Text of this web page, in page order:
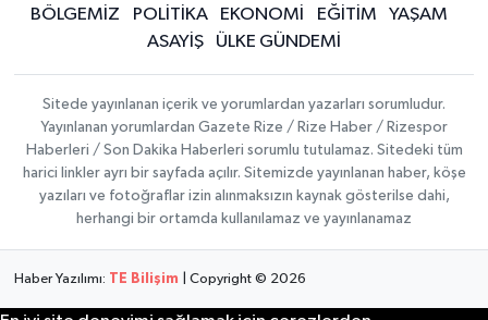
BÖLGEMİZ
POLİTİKA EKONOMİ EĞİTİM
YAŞAM
ASAYİŞ
ÜLKE GÜNDEMİ
Sitede yayınlanan içerik ve yorumlardan yazarları sorumludur.
Yayınlanan yorumlardan Gazete Rize / Rize Haber / Rizespor
Haberleri / Son Dakika Haberleri sorumlu tutulamaz. Sitedeki tüm
harici linkler ayrı bir sayfada açılır. Sitemizde yayınlanan haber, köşe
yazıları ve fotoğraflar izin alınmaksızın kaynak gösterilse dahi,
herhangi bir ortamda kullanılamaz ve yayınlanamaz
Haber Yazılımı: TE Bilişim | Copyright © 2026